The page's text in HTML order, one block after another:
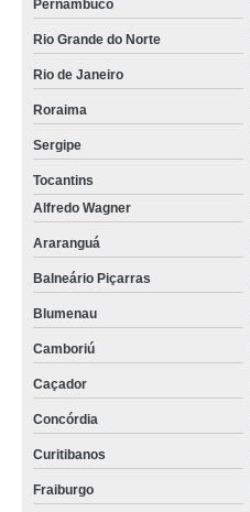
Pernambuco
Rio Grande do Norte
Rio de Janeiro
Roraima
Sergipe
Tocantins
Alfredo Wagner
Araranguá
Balneário Piçarras
Blumenau
Camboriú
Caçador
Concórdia
Curitibanos
Fraiburgo